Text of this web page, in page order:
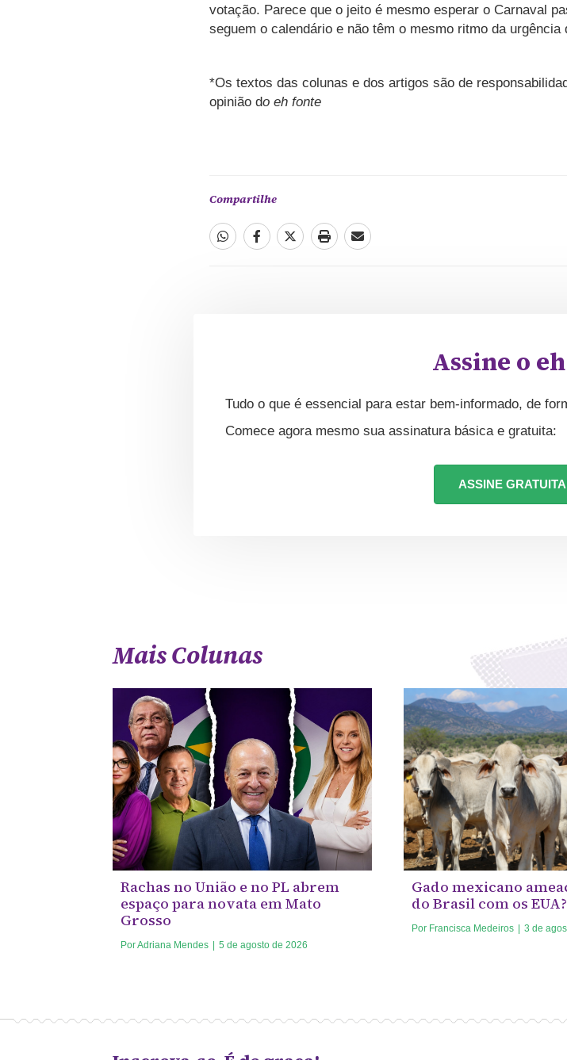
votação. Parece que o jeito é mesmo esperar o Carnaval
seguem o calendário e não têm o mesmo ritmo da urgência
*Os textos das colunas e dos artigos são de
opinião do eh fonte
Compartilhe
Assine o
Tudo o que é essencial para estar bem-informado, de
Comece agora mesmo sua assinatura básica e gratuita:
ASSINE
Mais Colunas
Rachas no União e no PL abrem
espaço para novata em Mato
Grosso
PorAdriana Mendes 5 de agosto de 2026
Gado mexicano
do Brasil com os EUA?
Por Francisca Medeiros 3 de